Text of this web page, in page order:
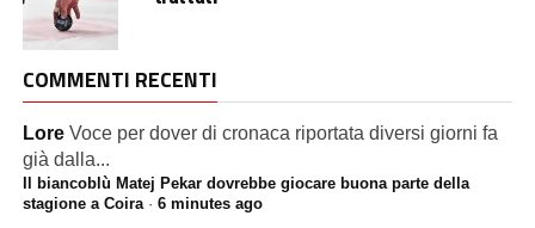
COMMENTI RECENTI
Lore Voce per dover di cronaca riportata diversi giorni fa
già dalla...
Il biancoblù Matej Pekar dovrebbe giocare buona parte della
stagione a Coira· 6 minutes ago